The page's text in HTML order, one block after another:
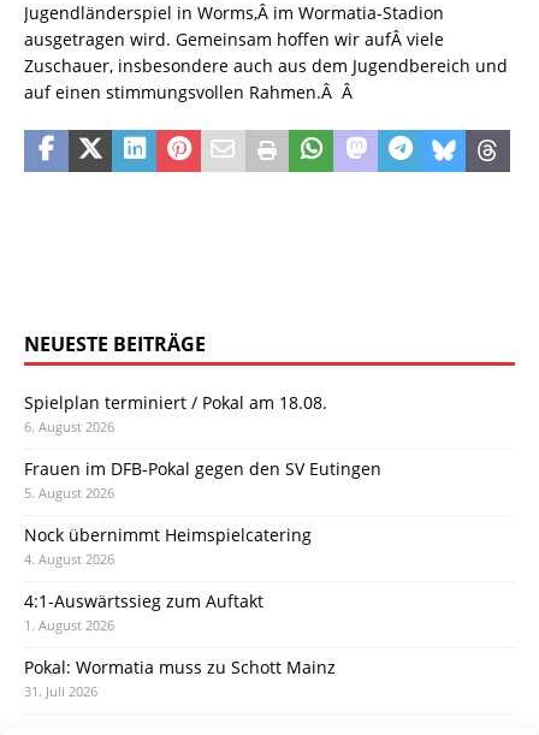
Jugendländerspiel in Worms,Â im Wormatia-Stadion
ausgetragen wird. Gemeinsam hoffen wir aufÂ viele
Zuschauer, insbesondere auch aus dem Jugendbereich und
auf einen stimmungsvollen Rahmen.Â Â
NEUESTE BEITRÄGE
Spielplan terminiert / Pokal am 18.08.
6. August 2026
Frauen im DFB-Pokal gegen den SV Eutingen
5. August 2026
Nock übernimmt Heimspielcatering
4. August 2026
4:1-Auswärtssieg zum Auftakt
1. August 2026
Pokal: Wormatia muss zu Schott Mainz
31. Juli 2026